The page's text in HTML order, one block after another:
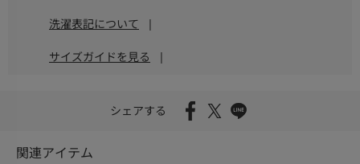
洗濯表記について |
サイズガイドを見る |
シェアする
関連アイテム